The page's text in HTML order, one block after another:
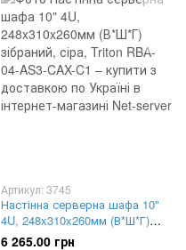
Артикул: 3745
Настінна серверна шафа 10"
4U, 248x310x260мм (В*Ш*Г)
зібраний, сіра, Triton RBA-04-
6 265.00 грн